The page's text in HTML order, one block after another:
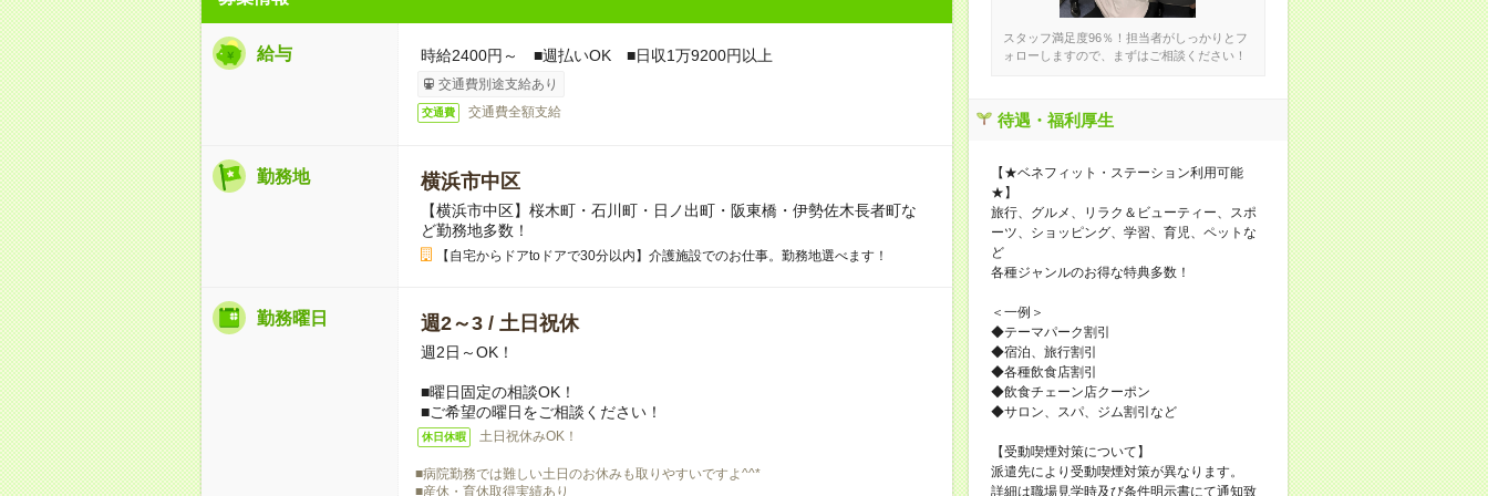
給与 時給2400円～ ■週払いOK ■日収1万9200円以上
交通費別途支給あり
交通費 交通費全額支給
勤務地 横浜市中区
【横浜市中区】桜木町・石川町・日ノ出町・阪東橋・伊勢佐木長者町な
ど勤務地多数！
【自宅からドアtoドアで30分以内】介護施設でのお仕事。勤務地選べます！
勤務曜日 週2～3 / 土日祝休
週2日～OK！
■曜日固定の相談OK！
■ご希望の曜日をご相談ください！
休日休暇 土日祝休みOK！
■病院勤務では難しい土日のお休みも取りやすいですよ^^*
■産休・育休取得実績あり
スタッフ満足度96％！担当者がしっかりとフ
ォローしますので、まずはご相談ください！
待遇・福利厚生
【★ベネフィット・ステーション利用可能
★】
旅行、グルメ、リラク＆ビューティー、スポ
ーツ、ショッピング、学習、育児、ペットな
ど
各種ジャンルのお得な特典多数！
＜一例＞
◆テーマパーク割引
◆宿泊、旅行割引
◆各種飲食店割引
◆飲食チェーン店クーポン
◆サロン、スパ、ジム割引など
【受動喫煙対策について】
派遣先により受動喫煙対策が異なります。
詳細は職場見学時及び条件明示書にて通知致